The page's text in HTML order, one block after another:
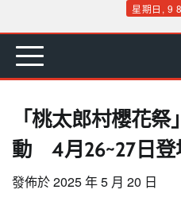
content
星期日, 9
首 要 娛 生 社 文
「桃太郎村櫻花
動 4月26~27日登
發佈於2025 年 5 月 20 日